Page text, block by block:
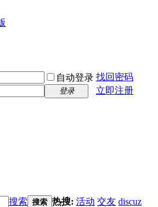
自动登录 找回密码
登录 立即注册
搜索 搜索 热搜: 活动 交友 discuz